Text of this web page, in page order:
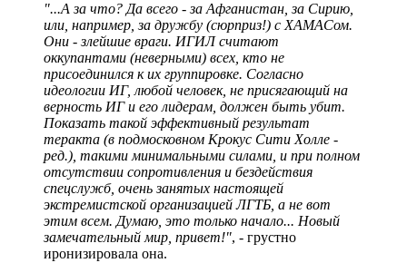
"...А за что? Да всего - за Афганистан, за Сирию,
или, например, за дружбу (сюрприз!) с ХАМАСом.
Они - злейшие враги. ИГИЛ считают
оккупантами (неверными) всех, кто не
присоединился к их группировке. Согласно
идеологии ИГ, любой человек, не присягающий на
верность ИГ и его лидерам, должен быть убит.
Показать такой эффективный результат
теракта (в подмосковном Крокус Сити Холле -
ред.), такими минимальными силами, и при полном
отсутствии сопротивления и бездействия
спецслужб, очень занятых настоящей
экстремистской организацией ЛГТБ, а не вот
этим всем. Думаю, это только начало... Новый
замечательный мир, привет!", - грустно
иронизировала она.